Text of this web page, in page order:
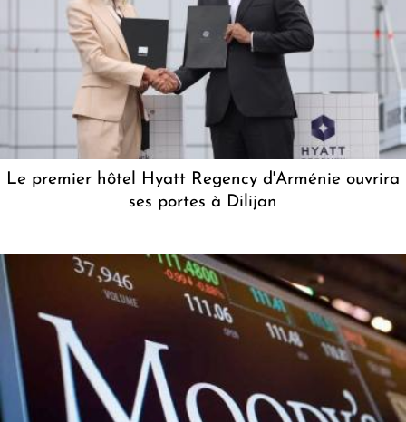
Le premier hôtel Hyatt Regency d'Arménie ouvrira
ses portes à Dilijan